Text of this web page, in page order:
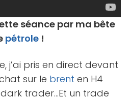
séance par ma bête
pétrole !
j’ai pris en direct devant
sur le brent en H4
trader…Et un trade